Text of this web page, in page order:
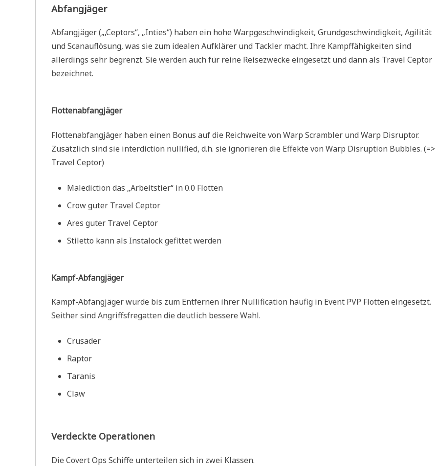
Abfangjäger
Abfangjäger („‚Ceptors“, „Inties“) haben ein hohe Warpgeschwindigkeit, Grundgeschwindigkeit, Agilität
und Scanauflösung, was sie zum idealen Aufklärer und Tackler macht. Ihre Kampffähigkeiten sind
allerdings sehr begrenzt. Sie werden auch für reine Reisezwecke eingesetzt und dann als Travel Ceptor
bezeichnet.
Flottenabfangjäger
Flottenabfangjäger haben einen Bonus auf die Reichweite von Warp Scrambler und Warp Disruptor.
Zusätzlich sind sie interdiction nullified, d.h. sie ignorieren die Effekte von Warp Disruption Bubbles. (=>
Travel Ceptor)
Malediction das „Arbeitstier“ in 0.0 Flotten
Crow guter Travel Ceptor
Ares guter Travel Ceptor
Stiletto kann als Instalock gefittet werden
Kampf-Abfangjäger
Kampf-Abfangjäger wurde bis zum Entfernen ihrer Nullification häufig in Event PVP Flotten eingesetzt.
Seither sind Angriffsfregatten die deutlich bessere Wahl.
Crusader
Raptor
Taranis
Claw
Verdeckte Operationen
Die Covert Ops Schiffe unterteilen sich in zwei Klassen.